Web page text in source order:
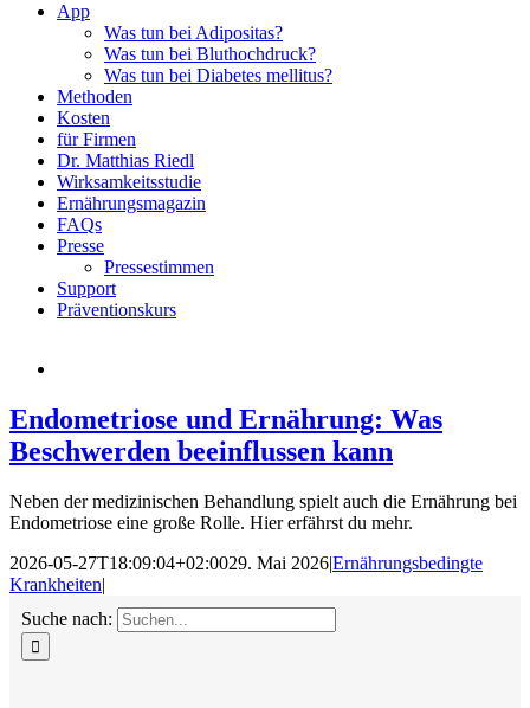
App
Was tun bei Adipositas?
Was tun bei Bluthochdruck?
Was tun bei Diabetes mellitus?
Methoden
Kosten
für Firmen
Dr. Matthias Riedl
Wirksamkeitsstudie
Ernährungsmagazin
FAQs
Presse
Pressestimmen
Support
Präventionskurs
Endometriose und Ernährung: Was
Beschwerden beeinflussen kann
Neben der medizinischen Behandlung spielt auch die Ernährung bei
Endometriose eine große Rolle. Hier erfährst du mehr.
2026-05-27T18:09:04+02:0029. Mai 2026|Ernährungsbedingte
Krankheiten|
Suche nach: